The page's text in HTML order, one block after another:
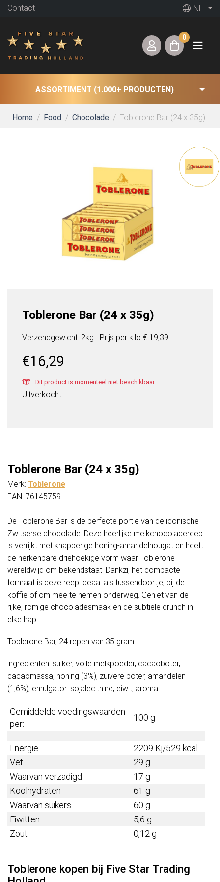
Contact NL
0
ASSORTIMENT (1.000+ PRODUCTEN)
Home Food Chocolade Toblerone Bar (24 x 35g)
Toblerone Bar (24 x 35g)
Verzendgewicht: 2kg Prijs per kilo € 19,39
€16,29
Dit product is momenteel niet beschikbaar
Uitverkocht
Toblerone Bar (24 x 35g)
Merk: Toblerone
EAN: 76145759
De Toblerone Bar is de perfecte portie van de iconische
Zwitserse chocolade. Deze heerlijke melkchocoladereep
is verrijkt met knapperige honing-amandelnougat en heeft
de herkenbare driehoekige vorm waar Toblerone
wereldwijd om bekendstaat. Dankzij het compacte
formaat is deze reep ideaal als tussendoortje, bij de
koffie of om mee te nemen onderweg. Geniet van de
rijke, romige chocoladesmaak en de subtiele crunch in
elke hap.
Toblerone Bar, 24 repen van 35 gram
ingrediënten: suiker, volle melkpoeder, cacaoboter,
cacaomassa, honing (3%), zuivere boter, amandelen
(1,6%), emulgator: sojalecithine; eiwit, aroma.
Gemiddelde voedingswaarden
per:
100 g
Energie
2209 Kj/529 kcal
Vet
29 g
Waarvan verzadigd
17 g
Koolhydraten
61 g
Waarvan suikers
60 g
Eiwitten
5,6 g
Zout
0,12 g
Toblerone kopen bij Five Star Trading